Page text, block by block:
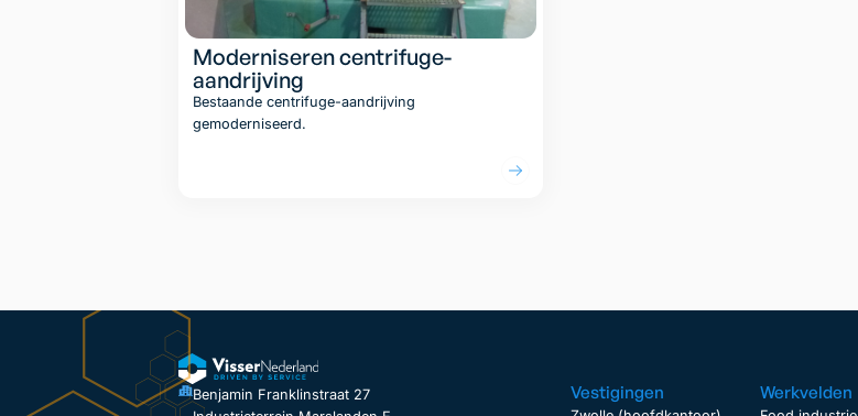
Moderniseren centrifuge-
aandrijving
Bestaande centrifuge-aandrijving
gemoderniseerd.
Benjamin Franklinstraat 27
Vestigingen Werkvelden